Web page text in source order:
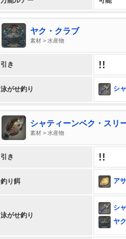
ヤク・クラブ
素材 > 水産物
引き !!
泳がせ釣り シ
シャティーンベク・スリ
素材 > 水産物
引き !!
釣り餌 ア
泳がせ釣り
シ
ヤ